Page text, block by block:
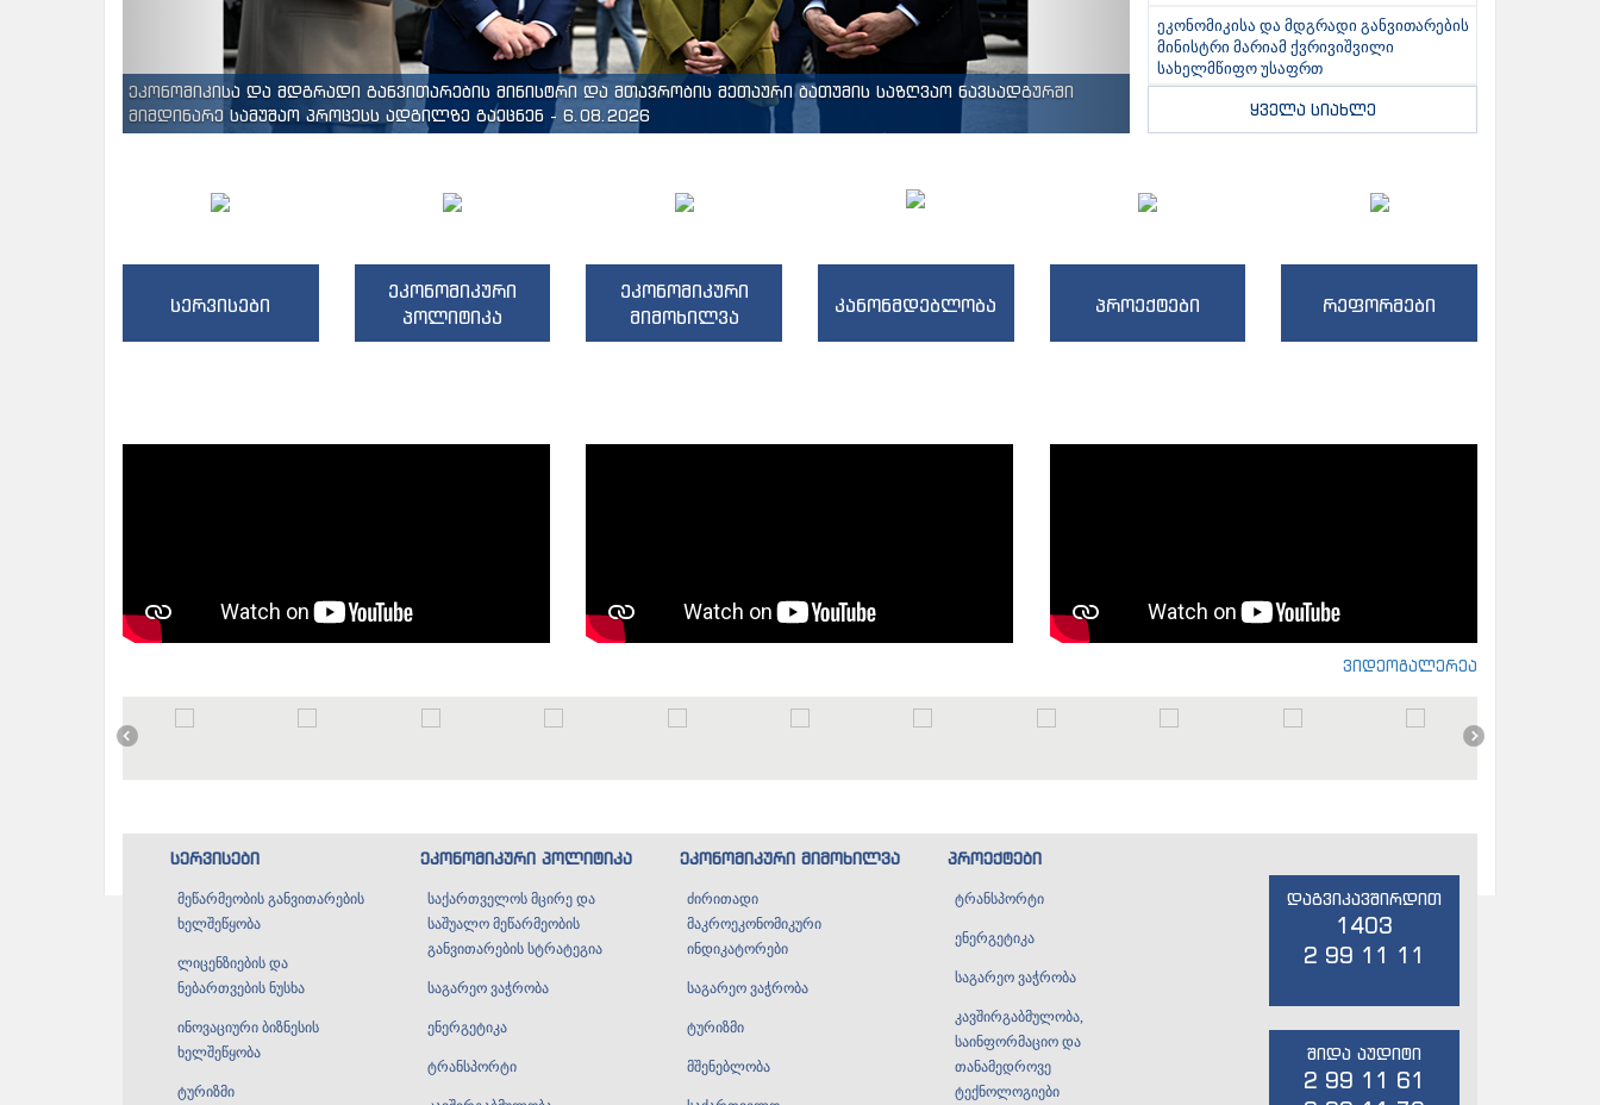
ეკონომიკისა და მდგრადი განვითარების მინისტრი და მთავრობის მეთაური ბათუმის საზღვაო ნავსადგურში
მიმდინარე სამუშაო პროცესს ადგილზე გაეცნენ - 6.08.2026
ეკონომიკისა და მდგრადი განვითარების
მინისტრი მარიამ ქვრივიშვილი
სახელმწიფო უსაფრთ
ყველა სიახლე
სერვისები
ეკონომიკური
პოლიტიკა
ეკონომიკური
მიმოხილვა
კანონმდებლობა პროექტები რეფორმები
ვიდეოგალერეა
სერვისები
მეწარმეობის განვითარების
ხელშეწყობა
ლიცენზიების და
ნებართვების ნუსხა
ინოვაციური ბიზნესის
ხელშეწყობა
ტურიზმი
ეკონომიკური პოლიტიკა
საქართველოს მცირე და
საშუალო მეწარმეობის
განვითარების სტრატეგია
საგარეო ვაჭრობა
ენერგეტიკა
ტრანსპორტი
ეკონომიკური მიმოხილვა
ძირითადი
მაკროეკონომიკური
ინდიკატორები
საგარეო ვაჭრობა
ტურიზმი
მშენებლობა
პროექტები
ტრანსპორტი
ენერგეტიკა
საგარეო ვაჭრობა
კავშირგაბმულობა,
საინფორმაციო და
თანამედროვე
ტექნოლოგიები
დაგვიკავშირდით
1403
2 99 11 11
შიდა აუდიტი
2 99 11 61